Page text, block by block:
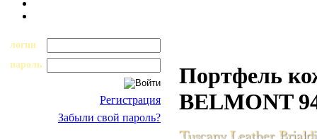
логин
пароль
Регистрация
Забыли свой пароль?
Портфель
BELMONT